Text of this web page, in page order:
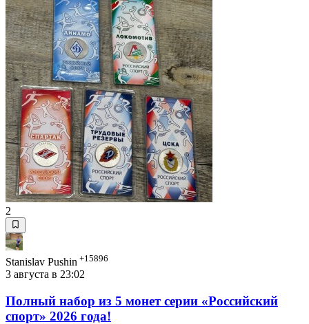
2
Stanislav Pushin +15896
3 августа в 23:02
Полный набор из 5 монет серии «Российский
спорт» 2026 года!